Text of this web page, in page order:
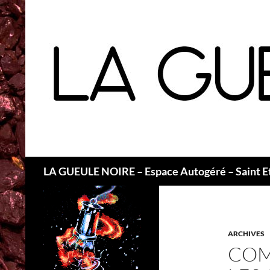
LA GUEULE NOIRE – Espace Autogéré – Saint
ARCHIVES